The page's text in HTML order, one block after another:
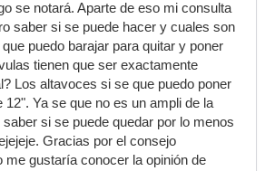
se notará. Aparte de eso mi consulta
saber si se puede hacer y cuales son
puedo barajar para quitar y poner
tienen que ser exactamente
Los altavoces si se que puedo poner
12". Ya se que no es un ampli de la
si se puede quedar por lo menos
Gracias por el consejo
me gustaría conocer la opinión de